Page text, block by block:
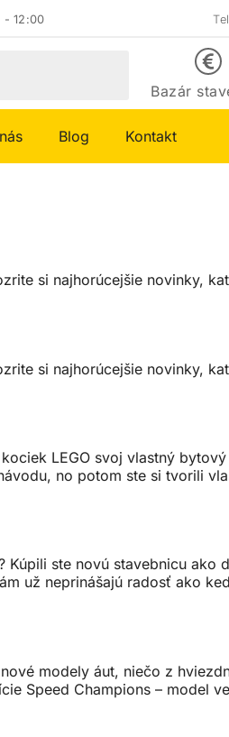
- 12:00
Bazár
Blog Kontakt
si najhorúcejšie novinky,
si najhorúcejšie novinky,
LEGO svoj vlastný
no potom ste si tvorili
ste novú stavebnicu ako
už neprinášajú radosť ako
modely áut, niečo z
Speed ​​Champions – model